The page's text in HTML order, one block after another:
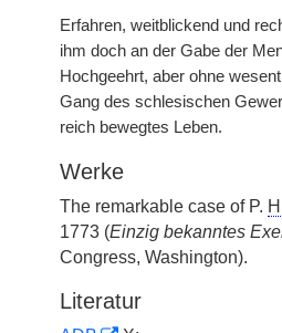
Erfahren, weitblickend und
ihm doch an der Gabe der
Hochgeehrt, aber ohne
Gang des schlesischen
reich bewegtes Leben.
Werke
The remarkable case of P.
1773 (Einzig bekanntes
Congress, Washington).
Literatur